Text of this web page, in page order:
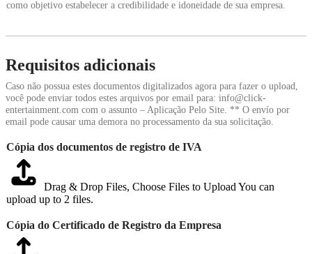
como objetivo estabelecer a credibilidade e idoneidade de sua empresa.
Requisitos adicionais
Caso não possua estes documentos digitalizados agora para fazer o upload,
você pode enviar todos estes arquivos por email para: info@click-
entertainment.com com o assunto – Aplicação Pelo Site. ** O envío por
email pode causar uma demora no processamento da sua solicitação.
Cópia dos documentos de registro de IVA
Drag & Drop Files, Choose Files to Upload You can
upload up to 2 files.
Cópia do Certificado de Registro da Empresa